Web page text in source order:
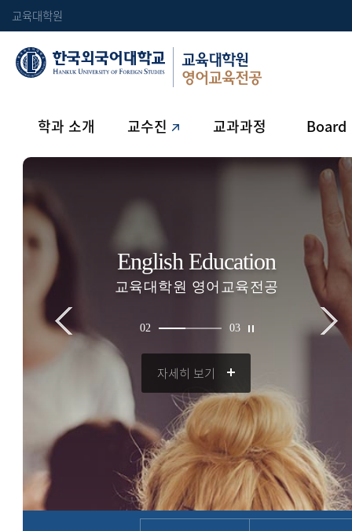
교육대학원
교육대학원
영어교육전공
학과 소개 교수진 교과과정 Board
English Education
교육대학원 영어교육전공
2 3
자세히 보기